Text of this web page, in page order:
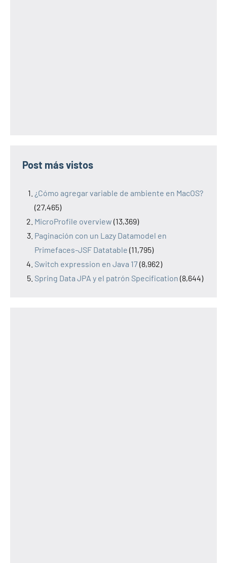
Post más vistos
¿Cómo agregar variable de ambiente en MacOS?
(27,465)
MicroProfile overview (13,369)
Paginación con un Lazy Datamodel en
Primefaces-JSF Datatable (11,795)
Switch expression en Java 17(8,962)
Spring Data JPA y el patrón Specification (8,644)